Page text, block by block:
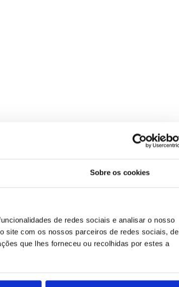
Sobre os cookies
de redes sociais e analisar o nosso
site com os nossos parceiros de redes sociais, de
que lhes forneceu ou recolhidas por estes a
por parte da Brindibérica.